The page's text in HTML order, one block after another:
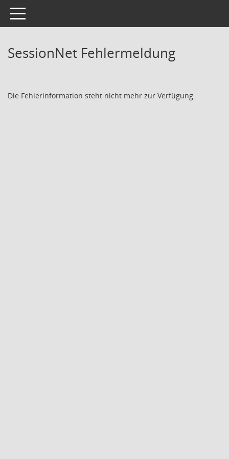
Toggle navigation
SessionNet Fehlermeldung
Die Fehlerinformation steht nicht mehr zur Verfügung.